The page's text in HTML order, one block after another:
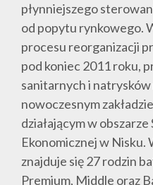
płynniejszego
od popytu rynkowego.
procesu reorganizacji
pod koniec 2011 roku,
sanitarnych i
nowoczesnym
działającym w
Ekonomicznej w
znajduje się 27 rodzin
Premium, Middle oraz